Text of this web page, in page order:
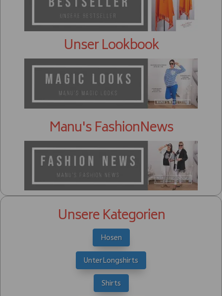
Unser Lookbook
Manu's FashionNews
Unsere Kategorien
Hosen
UnterLongshirts
Shirts